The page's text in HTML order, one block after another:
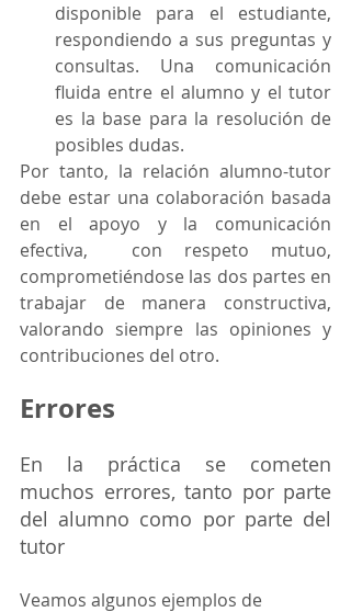
disponible para el estudiante,
respondiendo a sus preguntas y
consultas. Una comunicación
fluida entre el alumno y el tutor
es la base para la resolución de
posibles dudas.
Por tanto, la relación alumno-tutor
debe estar una colaboración basada
en el apoyo y la comunicación
efectiva,  con respeto mutuo,
comprometiéndose las dos partes en
trabajar de manera constructiva,
valorando siempre las opiniones y
contribuciones del otro.
Errores
En la práctica se cometen
muchos errores, tanto por parte
del alumno como por parte del
tutor
Veamos algunos ejemplos de